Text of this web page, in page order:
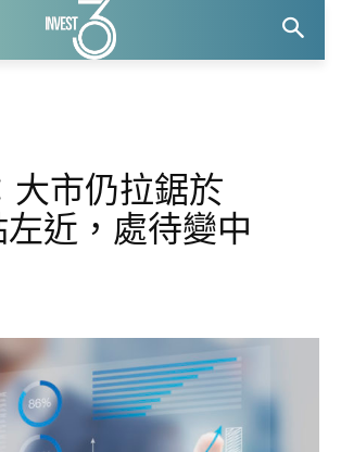
大市仍拉鋸於
近，處待變中